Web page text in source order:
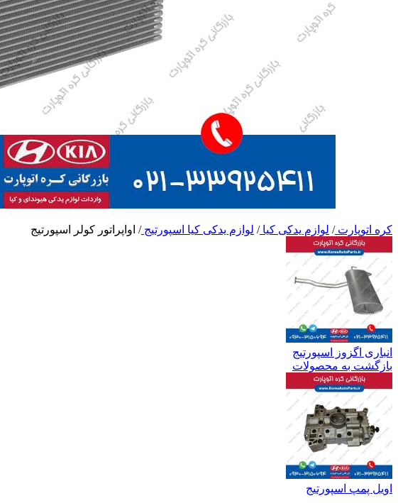
کره اتوپارت/ لوازم یدکی کیا/ لوازم یدکی کیا اسپورتیج/ اواپراتور کولر اسپورتیج
انباری اگزوز اسپورتیج
بازگشت به محصولات
اویل پمپ اسپورتیج